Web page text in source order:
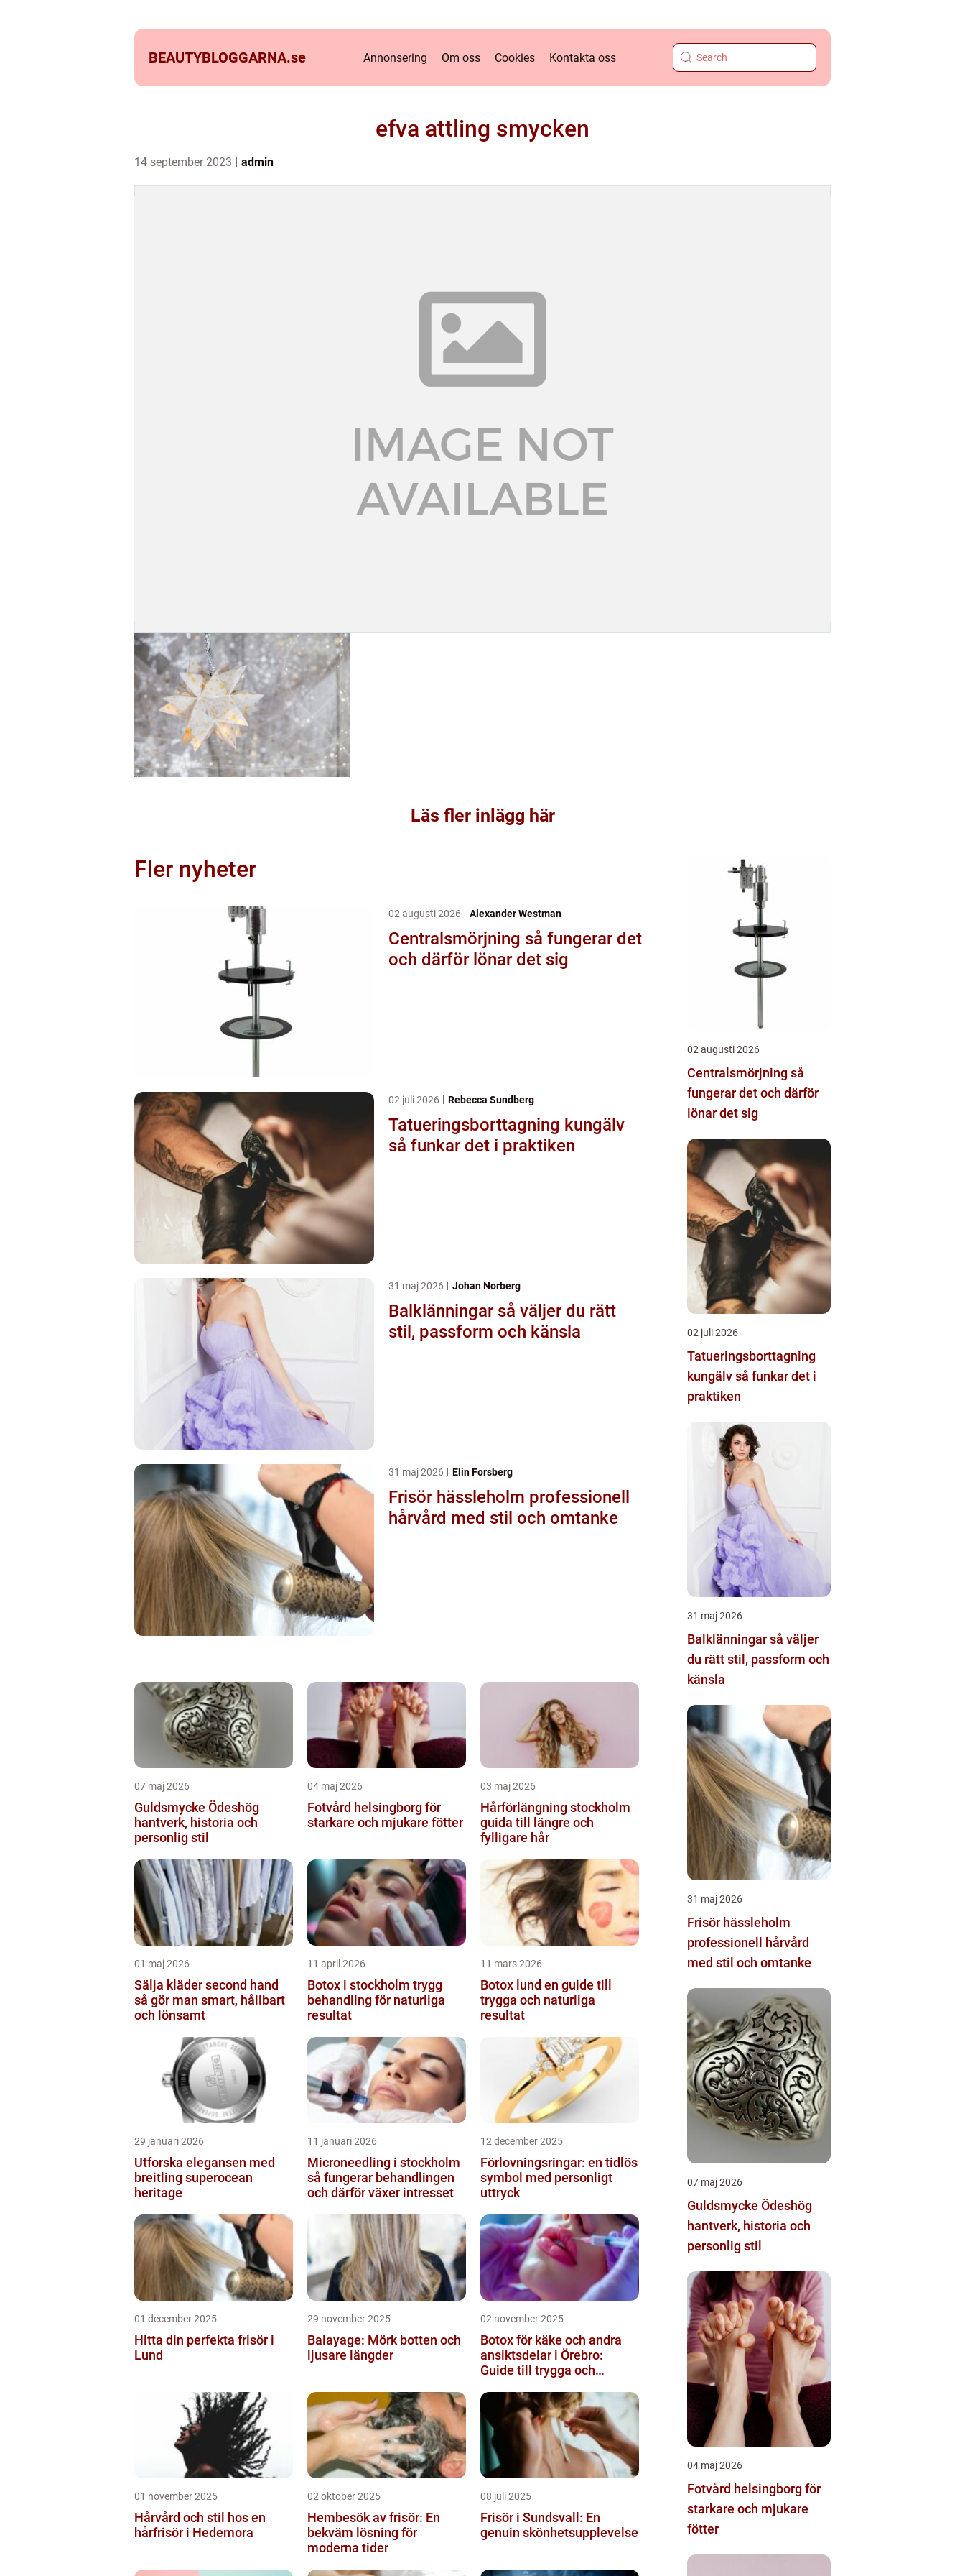
BEAUTYBLOGGARNA.se Annonsering Om oss Cookies Kontakta oss
efva attling smycken
14 september 2023 admin
Läs fler inlägg här
Fler nyheter
02 augusti 2026 Alexander Westman
Centralsmörjning så fungerar det
och därför lönar det sig
02 juli 2026 Rebecca Sundberg
Tatueringsborttagning kungälv
så funkar det i praktiken
31 maj 2026 Johan Norberg
Balklänningar så väljer du rätt
stil, passform och känsla
31 maj 2026 Elin Forsberg
Frisör hässleholm professionell
hårvård med stil och omtanke
07 maj 2026
Guldsmycke Ödeshög
hantverk, historia och
personlig stil
04 maj 2026
Fotvård helsingborg för
starkare och mjukare fötter
03 maj 2026
Hårförlängning stockholm
guida till längre och
fylligare hår
01 maj 2026
Sälja kläder second hand
så gör man smart, hållbart
och lönsamt
11 april 2026
Botox i stockholm trygg
behandling för naturliga
resultat
11 mars 2026
Botox lund en guide till
trygga och naturliga
resultat
29 januari 2026
Utforska elegansen med
breitling superocean
heritage
11 januari 2026
Microneedling i stockholm
så fungerar behandlingen
och därför växer intresset
12 december 2025
Förlovningsringar: en tidlös
symbol med personligt
uttryck
01 december 2025
Hitta din perfekta frisör i
Lund
29 november 2025
Balayage: Mörk botten och
ljusare längder
02 november 2025
Botox för käke och andra
ansiktsdelar i Örebro:
Guide till trygga och
01 november 2025
Hårvård och stil hos en
hårfrisör i Hedemora
02 oktober 2025
Hembesök av frisör: En
bekväm lösning för
moderna tider
08 juli 2025
Frisör i Sundsvall: En
genuin skönhetsupplevelse
02 augusti 2026
Centralsmörjning så
fungerar det och därför
lönar det sig
02 juli 2026
Tatueringsborttagning
kungälv så funkar det i
praktiken
31 maj 2026
Balklänningar så väljer
du rätt stil, passform och
känsla
31 maj 2026
Frisör hässleholm
professionell hårvård
med stil och omtanke
07 maj 2026
Guldsmycke Ödeshög
hantverk, historia och
personlig stil
04 maj 2026
Fotvård helsingborg för
starkare och mjukare
fötter